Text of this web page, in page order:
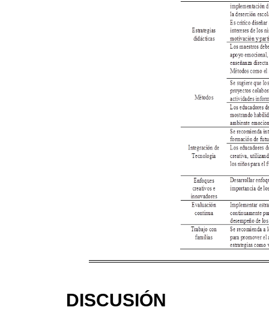
DISCUSIÓN